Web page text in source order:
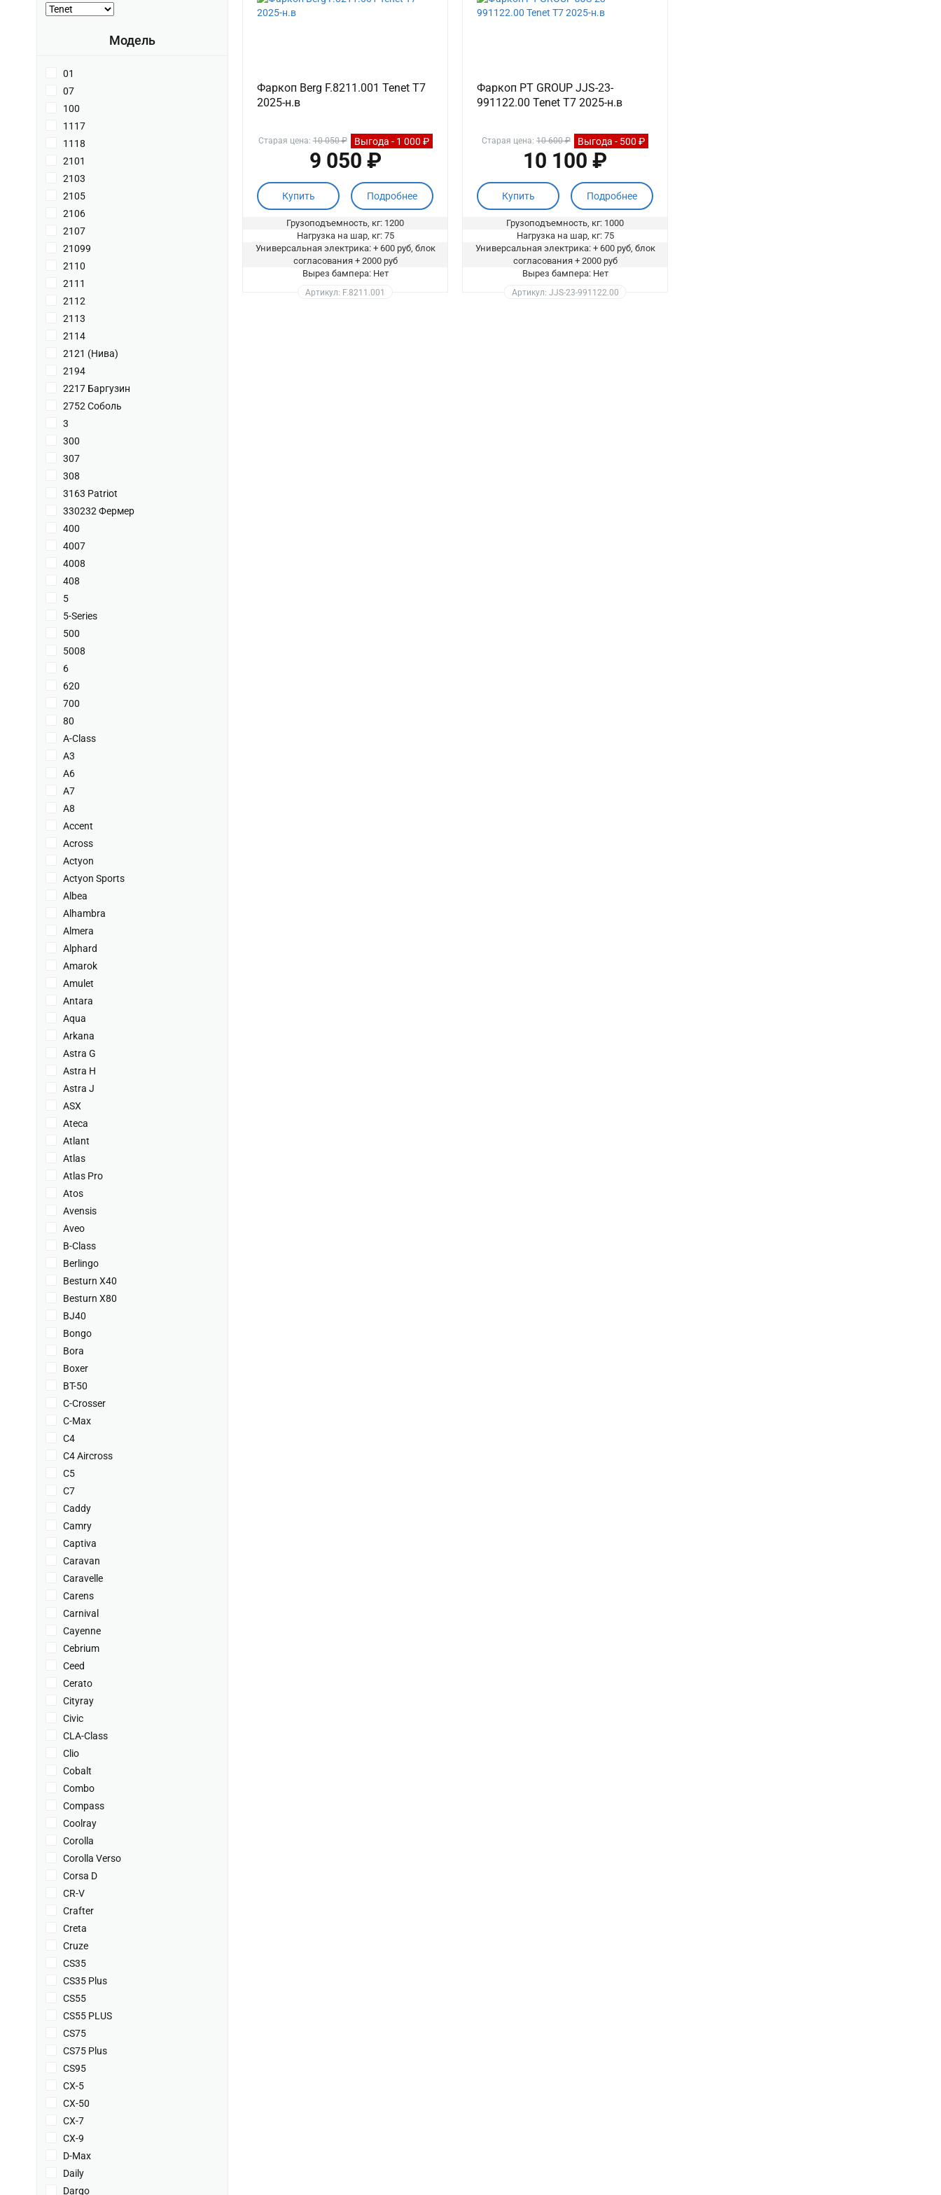
Модель
01
07
100
1117
1118
2101
2103
2105
2106
2107
21099
2110
2111
2112
2113
2114
2121 (Нива)
2194
2217 Баргузин
2752 Соболь
3
300
307
308
3163 Patriot
330232 Фермер
400
4007
4008
408
5
5-Series
500
5008
6
620
700
80
A-Class
A3
A6
A7
A8
Accent
Across
Actyon
Actyon Sports
Albea
Alhambra
Almera
Alphard
Amarok
Amulet
Antara
Aqua
Arkana
Astra G
Astra H
Astra J
ASX
Ateca
Atlant
Atlas
Atlas Pro
Atos
Avensis
Aveo
B-Class
Berlingo
Besturn X40
Besturn X80
BJ40
Bongo
Bora
Boxer
BT-50
C-Crosser
C-Max
C4
C4 Aircross
C5
C7
Caddy
Camry
Captiva
Caravan
Caravelle
Carens
Carnival
Cayenne
Cebrium
Ceed
Cerato
Cityray
Civic
CLA-Class
Clio
Cobalt
Combo
Compass
Coolray
Corolla
Corolla Verso
Corsa D
CR-V
Crafter
Creta
Cruze
CS35
CS35 Plus
CS55
CS55 PLUS
CS75
CS75 Plus
CS95
CX-5
CX-50
CX-7
CX-9
D-Max
Daily
Dargo
Фаркоп Berg F.8211.001 Tenet T7
2025-н.в
Старая цена:10 050 ₽ Выгода - 1 000 ₽
9 050 ₽
Купить Подробнее
Грузоподъемность, кг: 1200
Нагрузка на шар, кг: 75
Универсальная электрика: + 600 руб, блок
согласования + 2000 руб
Вырез бампера: Нет
Артикул: F.8211.001
Фаркоп PT GROUP JJS-23-
991122.00 Tenet T7 2025-н.в
Старая цена: 10 600 ₽ Выгода - 500 ₽
10 100 ₽
Купить Подробнее
Грузоподъемность, кг: 1000
Нагрузка на шар, кг: 75
Универсальная электрика: + 600 руб, блок
согласования + 2000 руб
Вырез бампера: Нет
Артикул: JJS-23-991122.00